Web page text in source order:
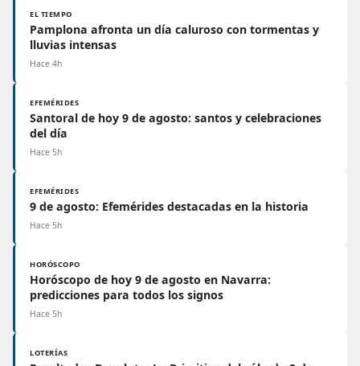
EL TIEMPO
Pamplona afronta un día caluroso con tormentas y
lluvias intensas
Hace 4h
EFEMÉRIDES
Santoral de hoy 9 de agosto: santos y celebraciones
del día
Hace 5h
EFEMÉRIDES
9 de agosto: Efemérides destacadas en la historia
Hace 5h
HORÓSCOPO
Horóscopo de hoy 9 de agosto en Navarra:
predicciones para todos los signos
Hace 5h
LOTERÍAS